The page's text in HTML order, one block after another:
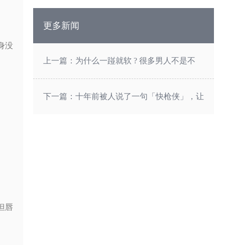
没
唇
更多新闻
上一篇：为什么一踫就软 ? 很多男人不是不
行，而是从来没被好好教过
下一篇：十年前被人说了一句「快枪侠」，让